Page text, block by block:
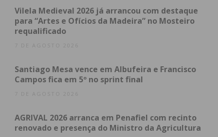
Devido à logística do evento e à expetativa da
alterações na circulação rodoviária.
O trânsito estará condicionado
período:
Vilela Medieval 2026 já arrancou com destaque
para “Artes e Ofícios da Madeira” no Mosteiro
requalificado
7 DE AGOSTO 2026
Santiago Mesa vence em Albufeira e Francisco
Campos fica em 5º no sprint final
7 DE AGOSTO 2026
AGRIVAL 2026 arranca em Penafiel com recinto
renovado e presença do Ministro da Agricultura